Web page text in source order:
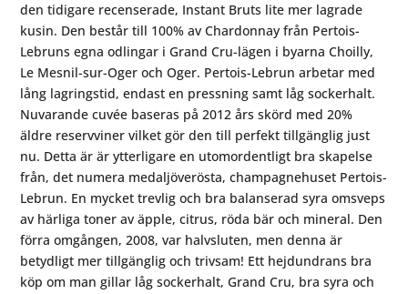
den tidigare recenserade, Instant Bruts lite mer lagrade
kusin. Den består till 100% av Chardonnay från Pertois-
Lebruns egna odlingar i Grand Cru-lägen i byarna Choilly,
Le Mesnil-sur-Oger och Oger. Pertois-Lebrun arbetar med
lång lagringstid, endast en pressning samt låg sockerhalt.
Nuvarande cuvée baseras på 2012 års skörd med 20%
äldre reservviner vilket gör den till perfekt tillgänglig just
nu. Detta är är ytterligare en utomordentligt bra skapelse
från, det numera medaljöverösta, champagnehuset Pertois-
Lebrun. En mycket trevlig och bra balanserad syra omsveps
av härliga toner av äpple, citrus, röda bär och mineral. Den
förra omgången, 2008, var halvsluten, men denna är
betydligt mer tillgänglig och trivsam! Ett hejdundrans bra
köp om man gillar låg sockerhalt, Grand Cru, bra syra och